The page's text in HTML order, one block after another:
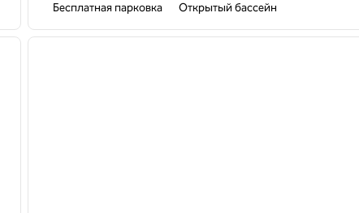
Бесплатная парковка Открытый бассейн
следующее изображение
1 из 10